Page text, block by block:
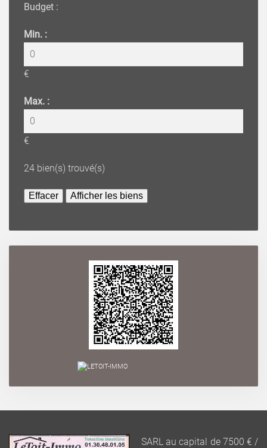
Budget :
Min. :
€
Max. :
€
24 bien(s) trouvé(s)
SARL au capital de 7500 € /